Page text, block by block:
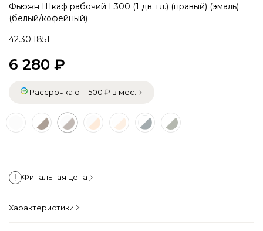
Фьюжн Шкаф рабочий L300 (1 дв. гл.) (правый) (эмаль)
(белый/кофейный)
42.30.1851
6 280 ₽
Рассрочка от 1500 ₽ в мес.
Финальная цена
Характеристики